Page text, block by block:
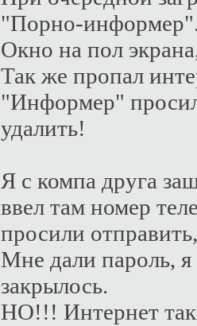
"Порно-
Окно на пол
Так же пропал
"Информер"
удалить!
Я с компа друга
ввел там номер
просили
Мне дали пароль, я
закрылось.
НО!!! Интернет так